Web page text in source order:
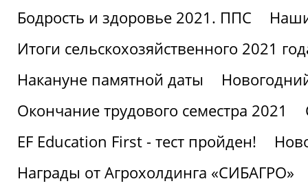
Бодрость и здоровье 2021. ППС
Итоги сельскохозяйственного 2021
Накануне памятной даты
Окончание трудового семестра 2021
EF Education First - тест пройден!
Награды от Агрохолдинга «СИБАГРО»